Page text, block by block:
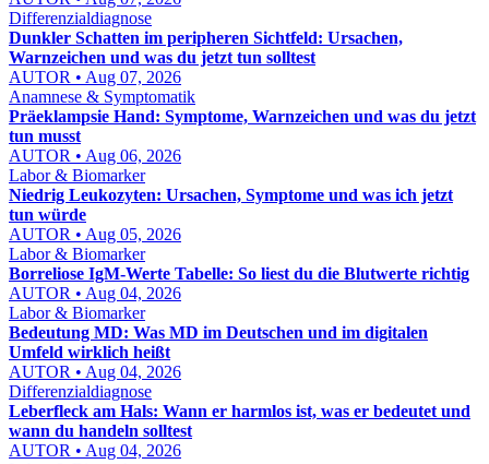
Differenzialdiagnose
Dunkler Schatten im peripheren Sichtfeld: Ursachen,
Warnzeichen und was du jetzt tun solltest
AUTOR • Aug 07, 2026
Anamnese & Symptomatik
Präeklampsie Hand: Symptome, Warnzeichen und was du jetzt
tun musst
AUTOR • Aug 06, 2026
Labor & Biomarker
Niedrig Leukozyten: Ursachen, Symptome und was ich jetzt
tun würde
AUTOR • Aug 05, 2026
Labor & Biomarker
Borreliose IgM-Werte Tabelle: So liest du die Blutwerte richtig
AUTOR • Aug 04, 2026
Labor & Biomarker
Bedeutung MD: Was MD im Deutschen und im digitalen
Umfeld wirklich heißt
AUTOR • Aug 04, 2026
Differenzialdiagnose
Leberfleck am Hals: Wann er harmlos ist, was er bedeutet und
wann du handeln solltest
AUTOR • Aug 04, 2026